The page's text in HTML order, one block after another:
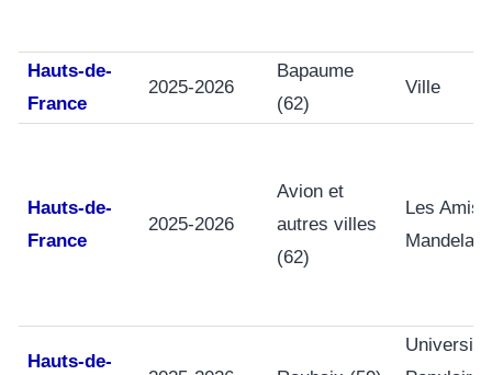
Hauts-de-
France
2025-2026
Bapaume
(62)
Ville
Hauts-de-
France
2025-2026
Avion et
autres villes
(62)
Les Amis
Mandela
Hauts-de-
Université